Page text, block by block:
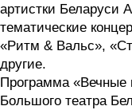
артистки Беларуси
тематические
«Ритм & Вальс»,
другие.
Программа «Вечные
Большого театра